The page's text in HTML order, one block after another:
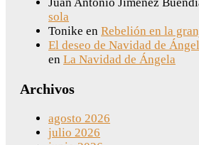
Juan Antonio Jiménez
sola
Tonike en Rebelión en la
El deseo de Navidad de
en La Navidad de Ángela
Archivos
agosto 2026
julio 2026